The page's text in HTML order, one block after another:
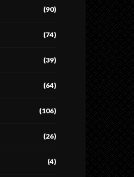
(90)
(74)
(39)
(64)
(106)
(26)
(4)